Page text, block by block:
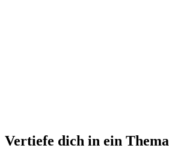
Vertiefe dich in ein Thema